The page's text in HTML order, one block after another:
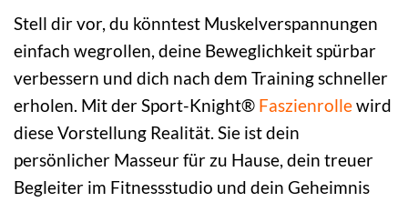
Stell dir vor, du könntest Muskelverspannungen
einfach wegrollen, deine Beweglichkeit spürbar
verbessern und dich nach dem Training schneller
erholen. Mit der Sport-Knight® Faszienrollewird
diese Vorstellung Realität. Sie ist dein
persönlicher Masseur für zu Hause, dein treuer
Begleiter im Fitnessstudio und dein Geheimnis